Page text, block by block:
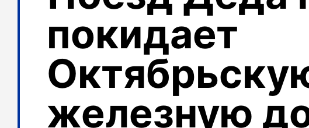
покидает
железную